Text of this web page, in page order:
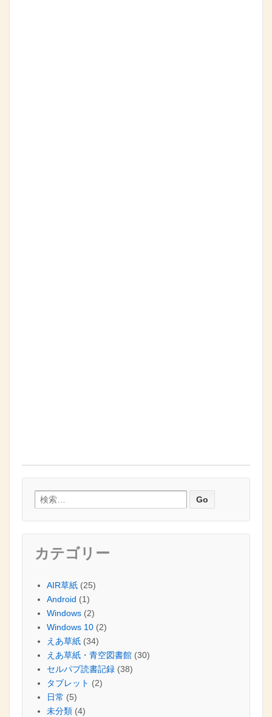
検索:
カテゴリー
AIR草紙 (25)
Android (1)
Windows (2)
Windows 10 (2)
えあ草紙 (34)
えあ草紙・青空図書館 (30)
セルパブ読書記録 (38)
タブレット (2)
日常 (5)
未分類 (4)